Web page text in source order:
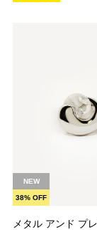
メタル アンド プ
NEW
38% OFF
メタル アンド プ